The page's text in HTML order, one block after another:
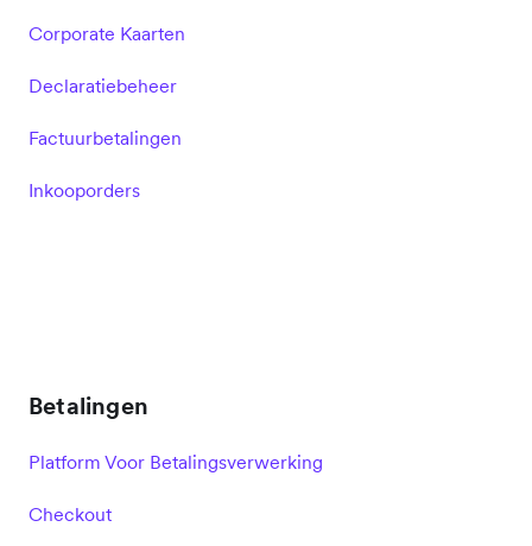
Corporate Kaarten
Declaratiebeheer
Factuurbetalingen
Inkooporders
Betalingen
Platform Voor Betalingsverwerking
Checkout